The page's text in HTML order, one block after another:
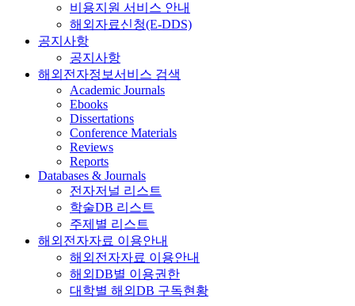
비용지원 서비스 안내
해외자료신청(E-DDS)
공지사항
공지사항
해외전자정보서비스 검색
Academic Journals
Ebooks
Dissertations
Conference Materials
Reviews
Reports
Databases & Journals
전자저널 리스트
학술DB 리스트
주제별 리스트
해외전자자료 이용안내
해외전자자료 이용안내
해외DB별 이용권한
대학별 해외DB 구독현황